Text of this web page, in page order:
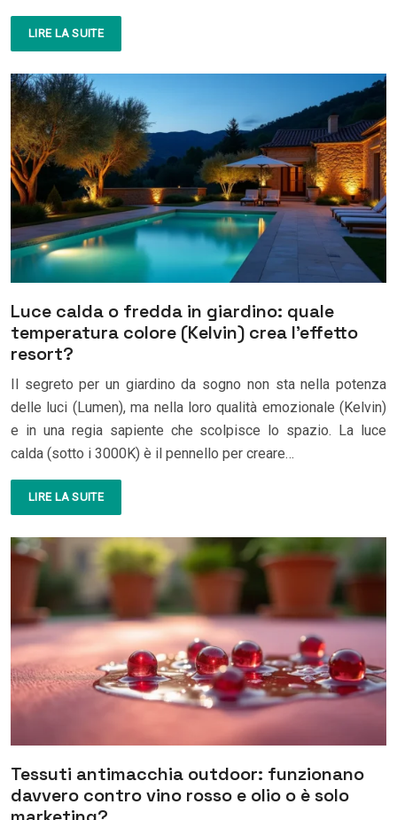
LIRE LA SUITE
Luce calda o fredda in giardino: quale
temperatura colore (Kelvin) crea l’effetto
resort?
Il segreto per un giardino da sogno non sta nella potenza
delle luci (Lumen), ma nella loro qualità emozionale (Kelvin)
e in una regia sapiente che scolpisce lo spazio. La luce
calda (sotto i 3000K) è il pennello per creare…
LIRE LA SUITE
Tessuti antimacchia outdoor: funzionano
davvero contro vino rosso e olio o è solo